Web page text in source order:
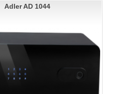
Adler AD 1044